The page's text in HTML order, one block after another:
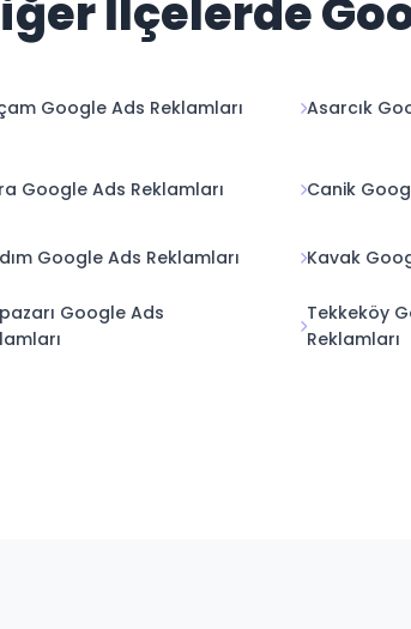
İlçelerde
Google Ads Reklamları Asarcık
Google Ads Reklamları Canik
Google Ads Reklamları Kavak
Google Ads
Tekkeköy
Reklamları